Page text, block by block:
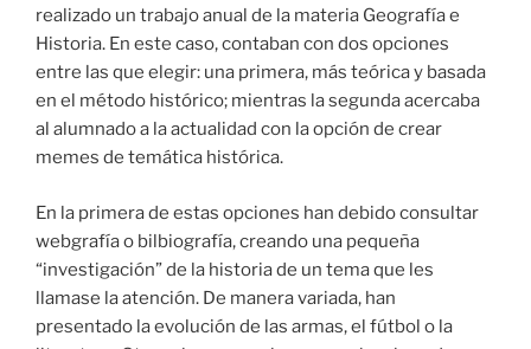
realizado un trabajo anual de la materia Geografía e
Historia. En este caso, contaban con dos opciones
entre las que elegir: una primera, más teórica y basada
en el método histórico; mientras la segunda acercaba
al alumnado a la actualidad con la opción de crear
memes de temática histórica.
En la primera de estas opciones han debido consultar
webgrafía o bilbiografía, creando una pequeña
“investigación” de la historia de un tema que les
llamase la atención. De manera variada, han
presentado la evolución de las armas, el fútbol o la